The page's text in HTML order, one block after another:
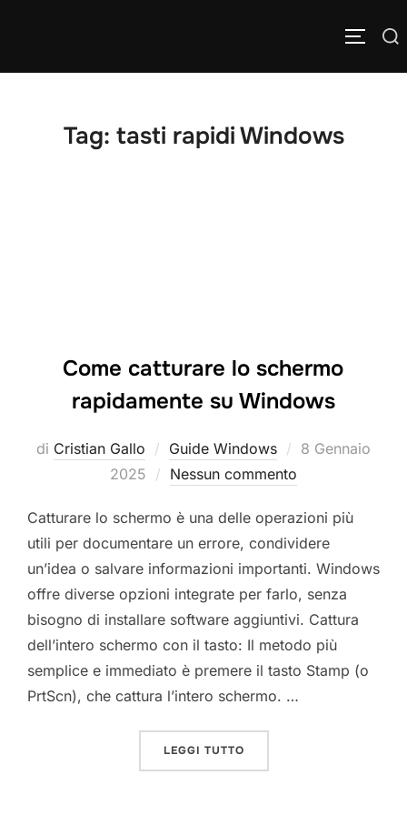
Cerca APRI/
Tag: tasti rapidi Windows
Come catturare lo schermo
rapidamente su Windows
di Cristian Gallo Guide Windows
Pubblicato
8 Gennaio
2025
Nessun commento
Catturare lo schermo è una delle operazioni più
utili per documentare un errore, condividere
un’idea o salvare informazioni importanti. Windows
offre diverse opzioni integrate per farlo, senza
bisogno di installare software aggiuntivi. Cattura
dell’intero schermo con il tasto: Il metodo più
semplice e immediato è premere il tasto Stamp (o
PrtScn), che cattura l’intero schermo. …
LEGGI TUTTO“COME CATTURARE LO